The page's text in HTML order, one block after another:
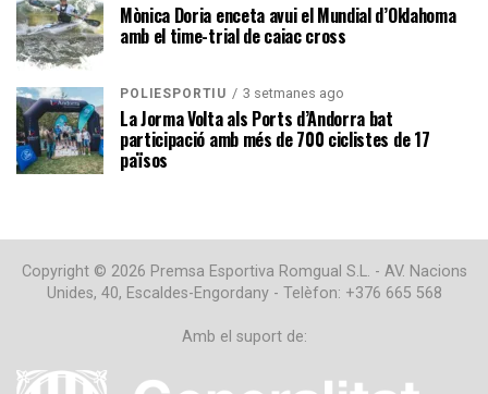
Mònica Doria enceta avui el Mundial d’Oklahoma
amb el time-trial de caiac cross
POLIESPORTIU 3 setmanes ago
La Jorma Volta als Ports d’Andorra bat
participació amb més de 700 ciclistes de 17
països
Copyright © 2026 Premsa Esportiva Romgual S.L. - AV. Nacions
Unides, 40, Escaldes-Engordany - Telèfon: +376 665 568
Amb el suport de: